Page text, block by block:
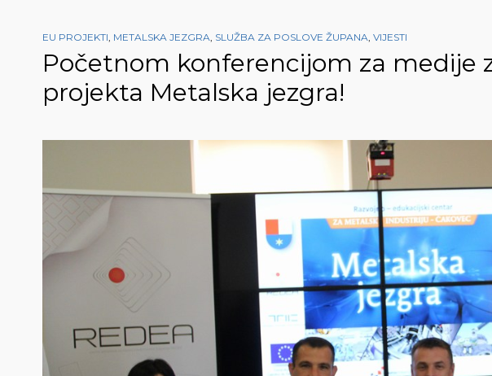
EU PROJEKTI, METALSKA JEZGRA, SLUŽBA ZA POSLOVE ŽUPANA, VIJESTI
Početnom konferencijom za medije
projekta Metalska jezgra!